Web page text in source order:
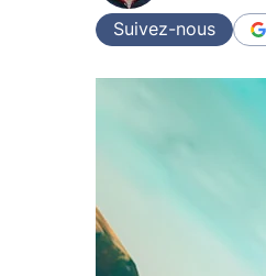
Suivez-nous